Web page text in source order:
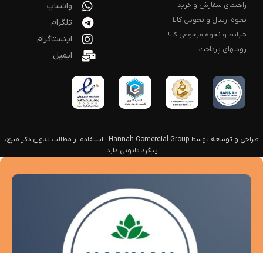
راهنمای سفارش و خرید
نحوه ارسال و تحویل کالا
شرایط و نحوه مرجوعی کالا
روشهای پرداخت
واتساپ
تلگرام
اینستاگرام
ایمیل
طراحی و توسعه توسط Hannah Comercial Group . استفاده از مطالب بدون ذکر منبع،
پیگرد قانونی دارد.